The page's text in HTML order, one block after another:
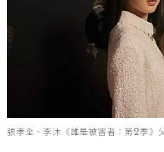
張孝全、李沐《誰是被害者：第2季》